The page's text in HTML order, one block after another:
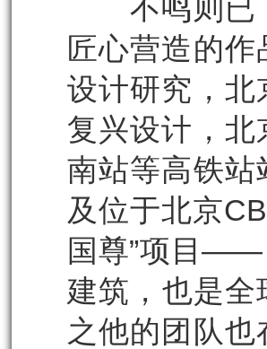
不鸣则已，
匠心营造的
设计研究，北
复兴设计，
南站等高铁站
及位于北京
国尊”项目——
建筑，也是
之他的团队